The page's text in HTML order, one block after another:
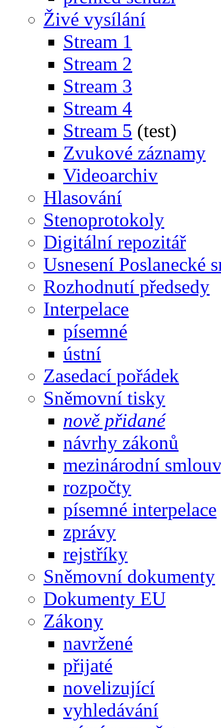
Živé vysílání
Stream 1
Stream 2
Stream 3
Stream 4
Stream 5 (test)
Zvukové záznamy
Videoarchiv
Hlasování
Stenoprotokoly
Digitální repozitář
Usnesení Poslanecké
Rozhodnutí předsedy
Interpelace
písemné
ústní
Zasedací pořádek
Sněmovní tisky
nově přidané
návrhy zákonů
mezinárodní
rozpočty
písemné interpelace
zprávy
rejstříky
Sněmovní dokumenty
Dokumenty EU
Zákony
navržené
přijaté
novelizující
vyhledávání